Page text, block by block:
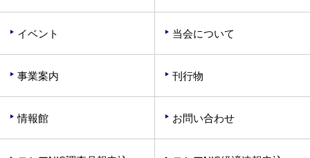
イベント 当会について
事業案内 刊行物
情報館 お問い合わせ